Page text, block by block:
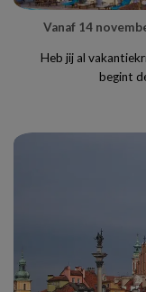
Vanaf 14
Heb jij al
begint